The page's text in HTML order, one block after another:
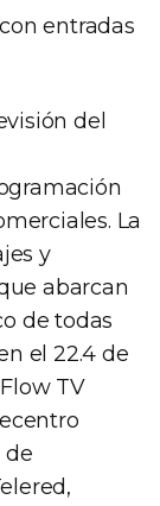
entradas
del
La
y
abarcan
de todas
el 22.4 de
TV
de